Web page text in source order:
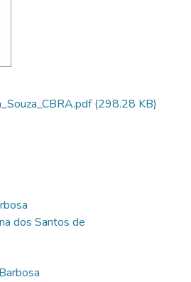
(298.28 KB)
dos Santos de